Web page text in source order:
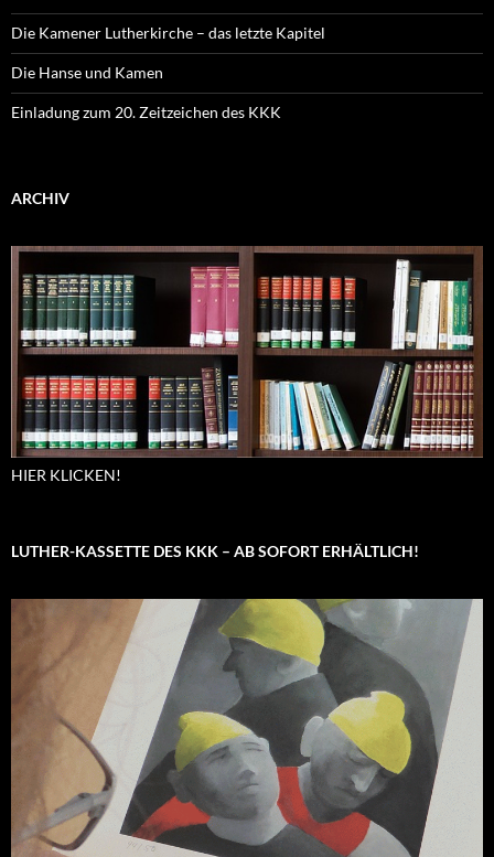
Die Kamener Lutherkirche – das letzte Kapitel
Die Hanse und Kamen
Einladung zum 20. Zeitzeichen des KKK
ARCHIV
HIER KLICKEN!
LUTHER-KASSETTE DES KKK – AB SOFORT ERHÄLTLICH!